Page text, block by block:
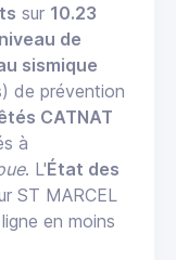
sur 10.23
niveau de
sismique
de prévention
CATNAT
à
. L'État des
ST MARCEL
en moins